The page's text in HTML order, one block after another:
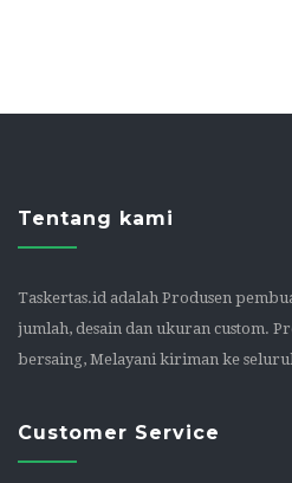
Tentang kami
Taskertas.id adalah Produsen
jumlah, desain dan ukuran custom.
bersaing, Melayani kiriman ke
Customer Service